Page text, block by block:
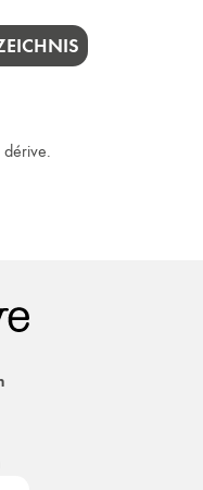
dérive.